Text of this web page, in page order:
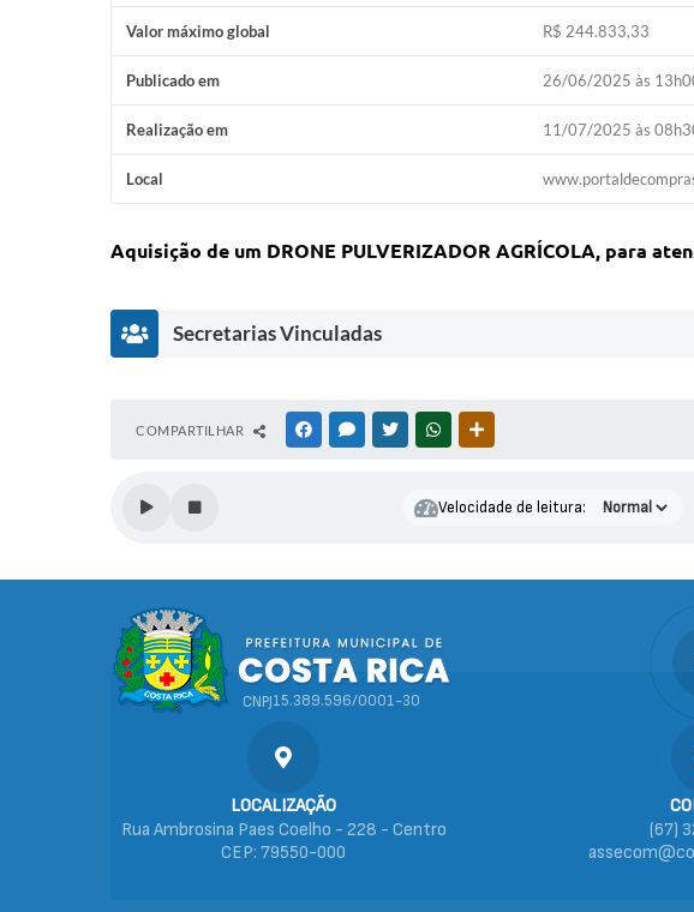
Valor máximo global R$ 244.833,33
Publicado em 26/06/2025 às
Realização em 11/07/2025 às
Local
Aquisição de um DRONE PULVERIZADOR AGRÍCOLA, para
Secretarias Vinculadas
e
u
p
al
d
e
ul
t
u
ra
COMPARTILHAR FACEBOOKMESSENGER
TWITTERWHATSAPP
Velocidade de leitura:
LOCALIZAÇÃO
Rua Ambrosina Paes Coelho - 228 - Centro
CEP: 79550-000
(67)
CNPJ15.389.596/0001-30